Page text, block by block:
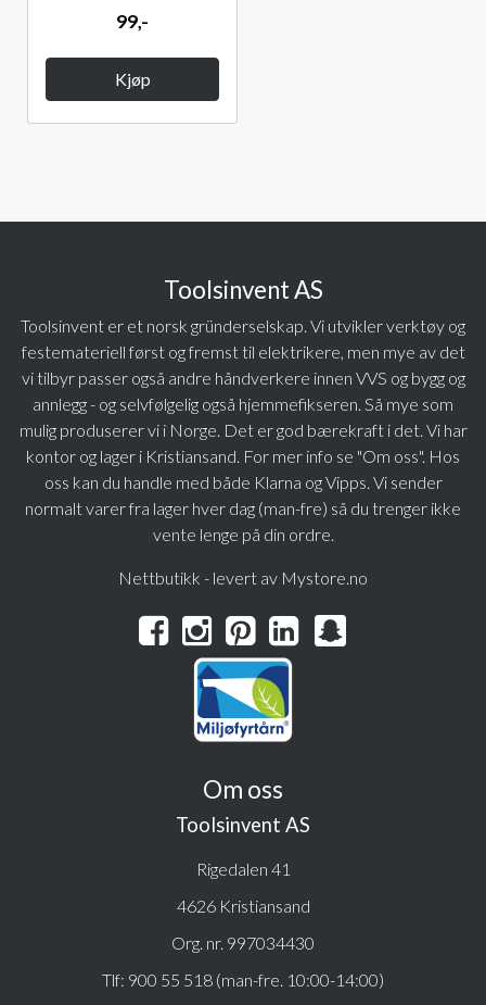
99,-
Kjøp
Toolsinvent AS
Toolsinvent er et norsk gründerselskap. Vi utvikler verktøy og
festemateriell først og fremst til elektrikere, men mye av det
vi tilbyr passer også andre håndverkere innen VVS og bygg og
annlegg - og selvfølgelig også hjemmefikseren. Så mye som
mulig produserer vi i Norge. Det er god bærekraft i det. Vi har
kontor og lager i Kristiansand. For mer info se "Om oss". Hos
oss kan du handle med både Klarna og Vipps. Vi sender
normalt varer fra lager hver dag (man-fre) så du trenger ikke
vente lenge på din ordre.
Nettbutikk - levert av Mystore.no
Om oss
Toolsinvent AS
Rigedalen 41
4626 Kristiansand
Org. nr. 997034430
Tlf: 900 55 518 (man-fre. 10:00-14:00)